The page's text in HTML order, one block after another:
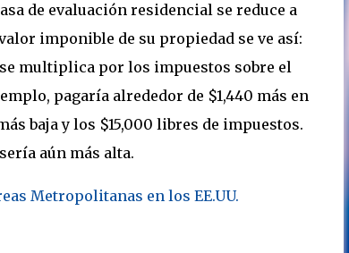
de evaluación residencial se reduce a
imponible de su propiedad se ve así:
multiplica por los impuestos sobre el
pagaría alrededor de $1,440 más en
baja y los $15,000 libres de impuestos.
aún más alta.
Metropolitanas en los EE.UU.